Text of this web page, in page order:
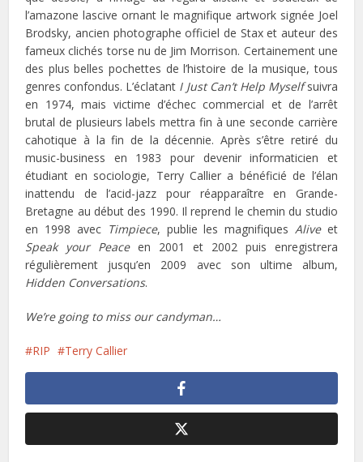
l’amazone lascive ornant le magnifique artwork signée Joel
Brodsky, ancien photographe officiel de Stax et auteur des
fameux clichés torse nu de Jim Morrison. Certainement une
des plus belles pochettes de l’histoire de la musique, tous
genres confondus. L’éclatant I Just Can’t Help Myselfsuivra
en 1974, mais victime d’échec commercial et de l’arrêt
brutal de plusieurs labels mettra fin à une seconde carrière
cahotique à la fin de la décennie. Après s’être retiré du
music-business en 1983 pour devenir informaticien et
étudiant en sociologie, Terry Callier a bénéficié de l’élan
inattendu de l’acid-jazz pour réapparaître en Grande-
Bretagne au début des 1990. Il reprend le chemin du studio
en 1998 avec Timpiece, publie les magnifiques Aliveet
Speak your Peaceen 2001 et 2002 puis enregistrera
régulièrement jusqu’en 2009 avec son ultime album,
Hidden Conversations.
We’re going to miss our candyman…
RIP Terry Callier